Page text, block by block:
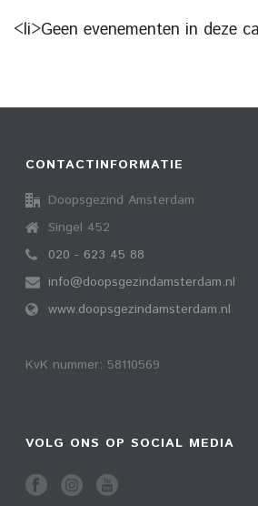
<li>Geen evenementen in deze
CONTACTINFORMATIE
Doopsgezind Amsterdam
Singel 452
020 - 623 45 88
info@doopsgezindamsterdam.nl
www.doopsgezindamsterdam.nl
KvK nummer: 58110569
VOLG ONS OP SOCIAL MEDIA